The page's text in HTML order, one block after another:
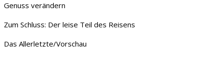
Genuss verändern
Zum Schluss: Der leise Teil des Reisens
Das Allerletzte/Vorschau